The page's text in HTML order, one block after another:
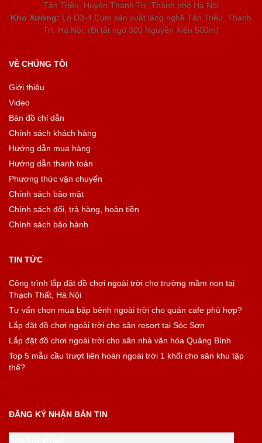
Tân Triều, Huyện Thanh Trì, Thành phố Hà Nội
Kho Xưởng: Lô D3-4 Cụm sản xuất làng nghề Tân Triều, Thanh
Trì, Hà Nội. (Đi tắt ngõ 300 Nguyễn Xiển 500m)
VỀ CHÚNG TÔI
Giới thiệu
Video
Bản đồ chỉ dẫn
Chính sách khách hàng
Hướng dẫn mua hàng
Hướng dẫn thanh toán
Phương thức vận chuyển
Chính sách bảo mật
Chính sách đổi, trả hàng, hoàn tiền
Chính sách bảo hành
TIN TỨC
Công trình lắp đặt đồ chơi ngoài trời cho trường mầm non tại
Thạch Thất, Hà Nội
Tư vấn chọn mua bập bênh ngoài trời cho quán cafe phù hợp?
Lắp đặt đồ chơi ngoài trời cho sân resort tại Sóc Sơn
Lắp đặt đồ chơi ngoài trời cho sân nhà văn hóa Quảng Bình
Top 5 mẫu cầu trượt liên hoàn ngoài trời 1 khối cho sân khu tập
thể?
ĐĂNG KÝ NHẬN BẢN TIN